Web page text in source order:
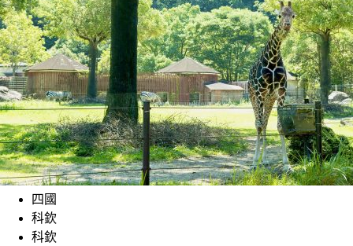
四國
科欽
科欽